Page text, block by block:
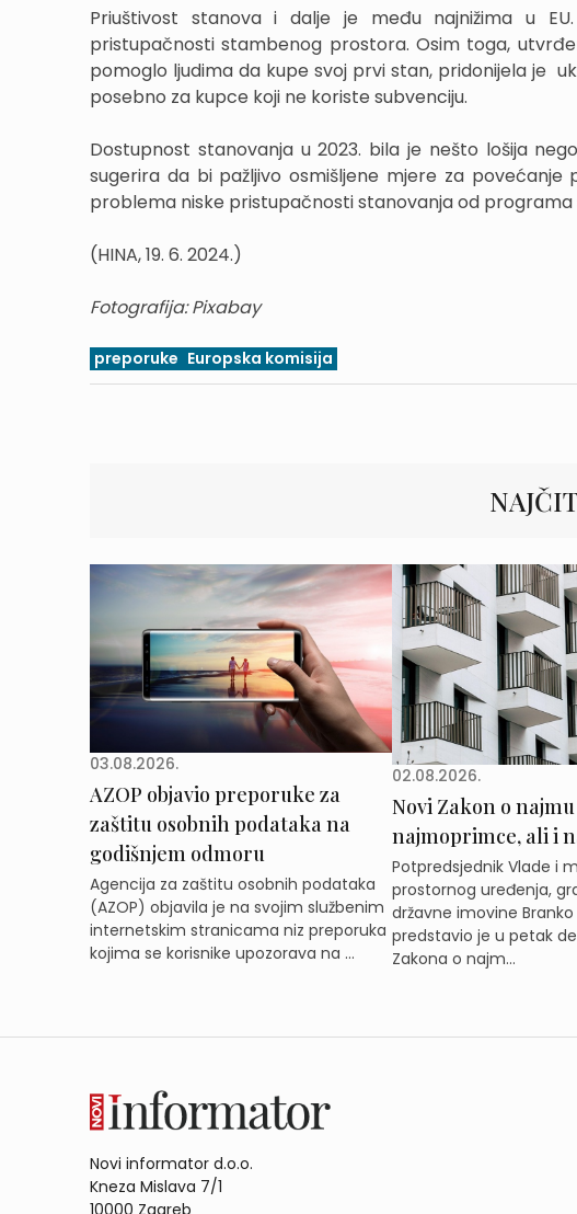
Priuštivost stanova i dalje je među najnižima u
pristupačnosti stambenog prostora. Osim toga,
pomoglo ljudima da kupe svoj prvi stan, pridonijela je
posebno za kupce koji ne koriste subvenciju.
Dostupnost stanovanja u 2023. bila je nešto lošija
sugerira da bi pažljivo osmišljene mjere za
problema niske pristupačnosti stanovanja od
(HINA, 19. 6. 2024.)
Fotografija: Pixabay
preporuke Europska komisija
03.08.2026.
AZOP objavio preporuke za
zaštitu osobnih podataka na
godišnjem odmoru
Agencija za zaštitu osobnih podataka
(AZOP) objavila je na svojim službenim
internetskim stranicama niz preporuka
kojima se korisnike upozorava na ...
02.08.2026.
Novi Zakon o
najmoprimce, ali i
Potpredsjednik Vlade i
prostornog uređenja,
državne imovine
predstavio je u petak
Zakona o najm...
Novi informator d.o.o.
Kneza Mislava 7/1
10000 Zagreb